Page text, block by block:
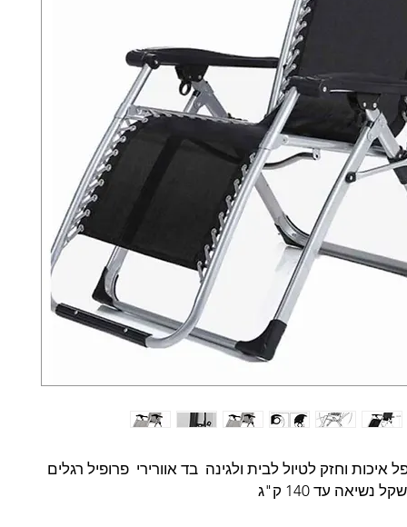
וחזק לטיול לבית ולגינה בד אוורירי פרופיל רגלים
עד 140 ק"ג